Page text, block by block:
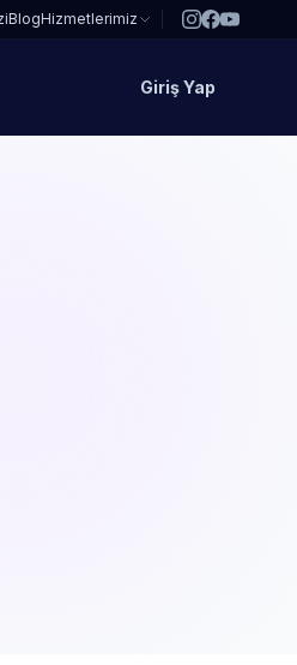
BlogHizmetlerimiz
Giriş Yap